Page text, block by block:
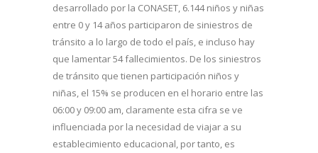
desarrollado por la CONASET, 6.144 niños y niñas
entre 0 y 14 años participaron de siniestros de
tránsito a lo largo de todo el país, e incluso hay
que lamentar 54 fallecimientos. De los siniestros
de tránsito que tienen participación niños y
niñas, el 15% se producen en el horario entre las
06:00 y 09:00 am, claramente esta cifra se ve
influenciada por la necesidad de viajar a su
establecimiento educacional, por tanto, es